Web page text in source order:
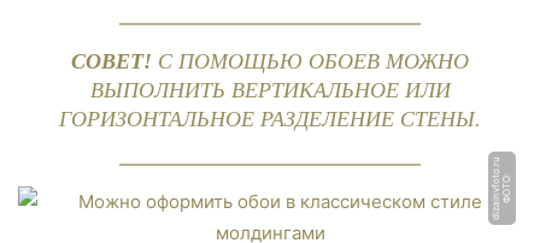
СОВЕТ! С ПОМОЩЬЮ ОБОЕВ МОЖНО
ВЫПОЛНИТЬ ВЕРТИКАЛЬНОЕ ИЛИ
ГОРИЗОНТАЛЬНОЕ РАЗДЕЛЕНИЕ СТЕНЫ.
Ф
О
Т
О:
di
z
ai
n
v
f
o
t
o.
r
u